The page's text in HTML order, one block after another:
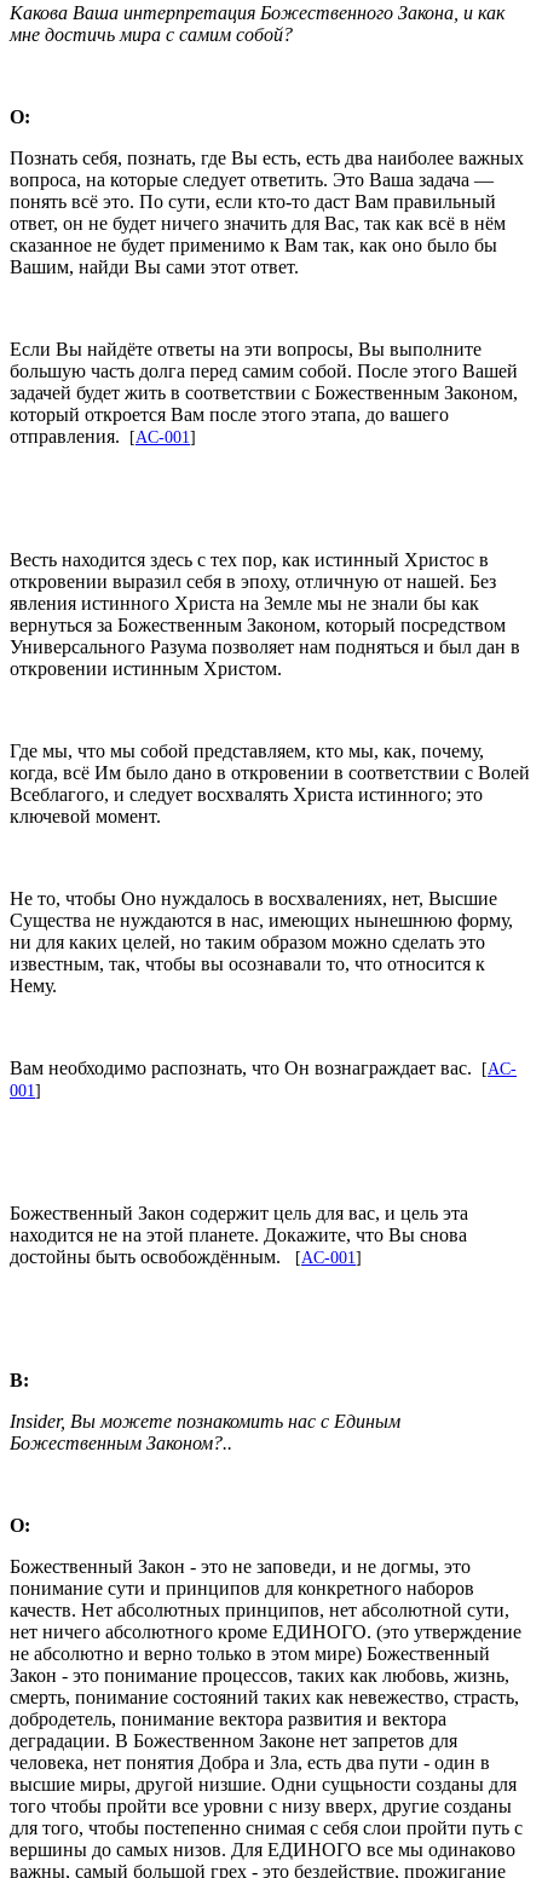
Какова Ваша интерпретация Божественного Закона, и как
мне достичь мира с самим собой?
О:
Познать себя, познать, где Вы есть, есть два наиболее важных
вопроса, на которые следует ответить. Это Ваша задача —
понять всё это. По сути, если кто-то даст Вам правильный
ответ, он не будет ничего значить для Вас, так как всё в нём
сказанное не будет применимо к Вам так, как оно было бы
Вашим, найди Вы сами этот ответ.
Если Вы найдёте ответы на эти вопросы, Вы выполните
большую часть долга перед самим собой. После этого Вашей
задачей будет жить в соответствии с Божественным Законом,
который откроется Вам после этого этапа, до вашего
отправления.
[AC-001 ]
Весть находится здесь с тех пор, как истинный Христос в
откровении выразил себя в эпоху, отличную от нашей. Без
явления истинного Христа на Земле мы не знали бы как
вернуться за Божественным Законом, который посредством
Универсального Разума позволяет нам подняться и был дан в
откровении истинным Христом.
Где мы, что мы собой представляем, кто мы, как, почему,
когда, всё Им было дано в откровении в соответствии с Волей
Всеблагого, и следует восхвалять Христа истинного; это
ключевой момент.
Не то, чтобы Оно нуждалось в восхвалениях, нет, Высшие
Существа не нуждаются в нас, имеющих нынешнюю форму,
ни для каких целей, но таким образом можно сделать это
известным, так, чтобы вы осознавали то, что относится к
Нему.
Вам необходимо распознать, что Он вознаграждает вас. [AC-
001 ]
Божественный Закон содержит цель для вас, и цель эта
находится не на этой планете. Докажите, что Вы снова
достойны быть освобождённым.
[AC-001 ]
В:
Insider, Вы можете познакомить нас с Единым
Божественным Законом?..
О:
Божественный Закон - это не заповеди, и не догмы, это
понимание сути и принципов для конкретного наборов
качеств. Нет абсолютных принципов, нет абсолютной сути,
нет ничего абсолютного кроме ЕДИНОГО. (это утверждение
не абсолютно и верно только в этом мире) Божественный
Закон - это понимание процессов, таких как любовь, жизнь,
смерть, понимание состояний таких как невежество, страсть,
добродетель, понимание вектора развития и вектора
деградации. В Божественном Законе нет запретов для
человека, нет понятия Добра и Зла, есть два пути - один в
высшие миры, другой низшие. Одни сущьности созданы для
того чтобы пройти все уровни с низу вверх, другие созданы
для того, чтобы постепенно снимая с себя слои пройти путь с
вершины до самых низов. Для ЕДИНОГО все мы одинаково
важны, самый большой грех - это бездействие, прожигание